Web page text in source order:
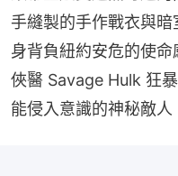
手縫製的手作戰衣與
身背負紐約安危的使
俠醫 Savage Hulk 狂
能侵入意識的神秘敵人